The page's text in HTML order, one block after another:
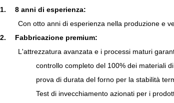
1.
8 anni di esperienza:
Con otto anni di esperienza nella produzione e
2.
Fabbricazione premium:
L'attrezzatura avanzata e i processi maturi
controllo completo del 100% dei materiali
prova di durata del forno per la stabilità
Test di invecchiamento azionati per i